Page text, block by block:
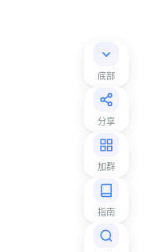
底部
分享
加群
指南